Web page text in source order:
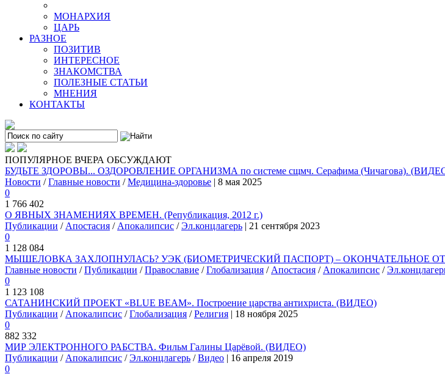
МОНАРХИЯ
ЦАРЬ
РАЗНОЕ
ПОЗИТИВ
ИНТЕРЕСНОЕ
ЗНАКОМСТВА
ПОЛЕЗНЫЕ СТАТЬИ
МНЕНИЯ
КОНТАКТЫ
ПОПУЛЯРНОЕ ВЧЕРА ОБСУЖДАЮТ
БУДЬТЕ ЗДОРОВЫ... ОЗДОРОВЛЕНИЕ ОРГАНИЗМА по системе сщмч. Серафима (Чичагова).
Новости /Главные новости /Медицина-здоровье | 8 мая 2025
0
1 766 402
О ЯВНЫХ ЗНАМЕНИЯХ ВРЕМЕН. (Републикация, 2012 г.)
Публикации / Апостасия / Апокалипсис /Эл.концлагерь | 21 сентября 2023
0
1 128 084
МЫШЕЛОВКА ЗАХЛОПНУЛАСЬ? УЭК (БИОМЕТРИЧЕСКИЙ ПАСПОРТ) – ОКОНЧАТЕЛЬНОЕ
Главные новости /Публикации /Православие /Глобализация / Апостасия / Апокалипсис /
0
1 123 108
САТАНИНСКИЙ ПРОЕКТ «BLUE BEAM». Построение царства антихриста. (ВИДЕО)
Публикации / Апокалипсис /Глобализация /Религия | 18 ноября 2025
0
882 332
МИР ЭЛЕКТРОННОГО РАБСТВА. Фильм Галины Царёвой. (ВИДЕО)
Публикации / Апокалипсис /Эл.концлагерь /Видео | 16 апреля 2019
0